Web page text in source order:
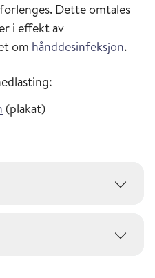
Dette omtales
i effekt av
om hånddesinfeksjon.
(plakat)